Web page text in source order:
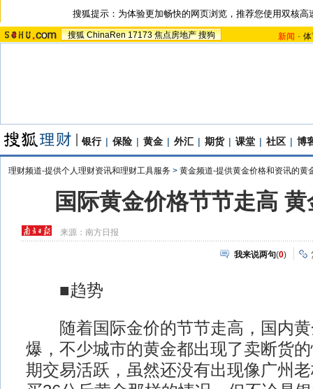
搜狐提示：为体验更加畅快的网页浏览，推荐您使用双核高
搜狐 ChinaRen 17173 焦点房地产 搜狗 新闻 -
银行 | 保险 | 黄金 | 外汇 | 期货 | 课堂 | 社区 | 博
理财频道-提供个人理财资讯和理财工具服务 > 黄金频道-提供黄金价格和资讯的黄
国际黄金价格节节走高
来源：南方日报
我来说两句(0)
■趋势
随着国际金价的节节走高，国内黄
爆，不少城市的黄金都出现了卖断货
期交易活跃，虽然还没有出现像广州